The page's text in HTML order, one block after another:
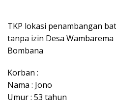
TKP lokasi penambangan
tanpa izin Desa Wambarema
Bombana
Korban :
Nama : Jono
Umur : 53 tahun